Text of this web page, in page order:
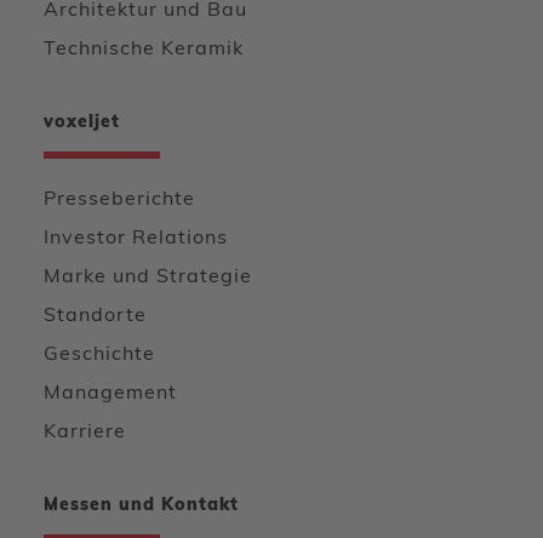
Architektur und Bau
Technische Keramik
voxeljet
Presseberichte
Investor Relations
Marke und Strategie
Standorte
Geschichte
Management
Karriere
Messen und Kontakt